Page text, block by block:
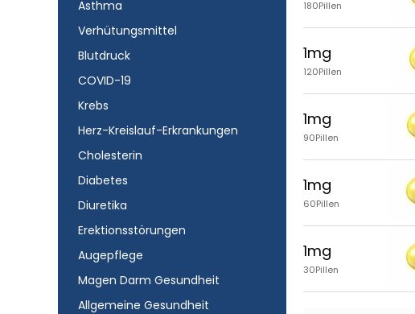
Asthma
Verhütungsmittel
Blutdruck
COVID-19
Krebs
Herz-Kreislauf-Erkrankungen
Cholesterin
Diabetes
Diuretika
Erektionsstörungen
Augepflege
Magen Darm Gesundheit
Allgemeine Gesundheit
180Pillen
1mg
120Pillen
1mg
90Pillen
1mg
60Pillen
1mg
30Pillen